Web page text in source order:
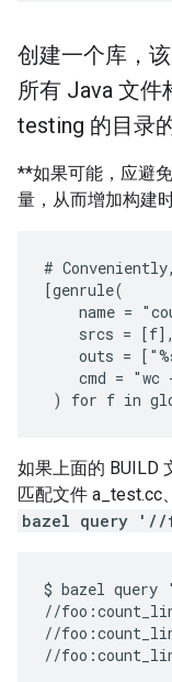
创建一个库，
所有 Java 文件
testing 的目录
**如果可能，应避
量，从而增加构建
#
[genrule(
name =
    srcs = [f],
outs =
cmd = "wc
如果上面的 BUILD
匹配文件 a_test.cc
bazel query
$ bazel
//
//